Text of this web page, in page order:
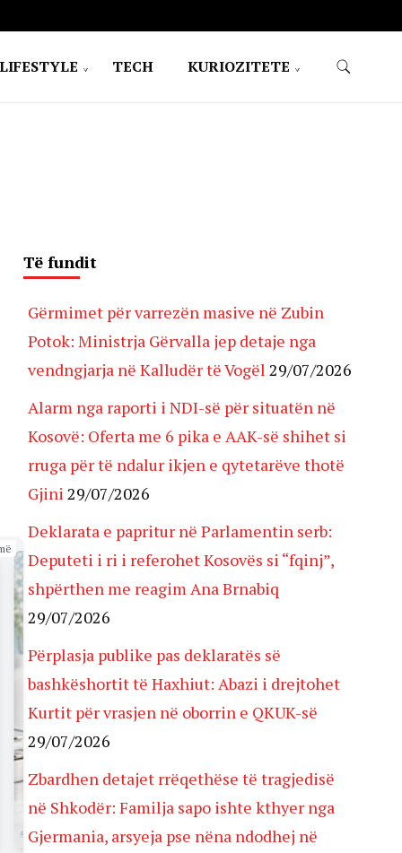
TECH KURIOZITETE
Të fundit
Gërmimet për varrezën masive në Zubin
Potok: Ministrja Gërvalla jep detaje nga
vendngjarja në Kalludër të Vogël 29/07/2026
Alarm nga raporti i NDI-së për situatën në
Kosovë: Oferta me 6 pika e AAK-së shihet si
rruga për të ndalur ikjen e qytetarëve thotë
Gjini 29/07/2026
Deklarata e papritur në Parlamentin serb:
Deputeti i ri i referohet Kosovës si “fqinj”,
shpërthen me reagim Ana Brnabiq
29/07/2026
Përplasja publike pas deklaratës së
bashkëshortit të Haxhiut: Abazi i drejtohet
Kurtit për vrasjen në oborrin e QKUK-së
29/07/2026
Zbardhen detajet rrëqethëse të tragjedisë
në Shkodër: Familja sapo ishte kthyer nga
Gjermania, arsyeja pse nëna ndodhej në